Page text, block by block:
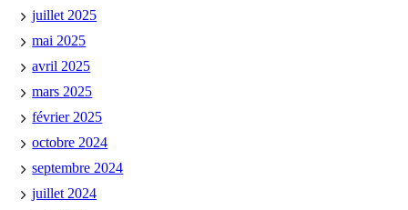
juillet 2025
mai 2025
avril 2025
mars 2025
février 2025
octobre 2024
septembre 2024
juillet 2024